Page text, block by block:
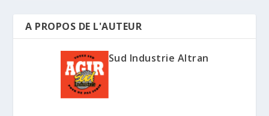
A PROPOS DE L'AUTEUR
Sud Industrie Altran